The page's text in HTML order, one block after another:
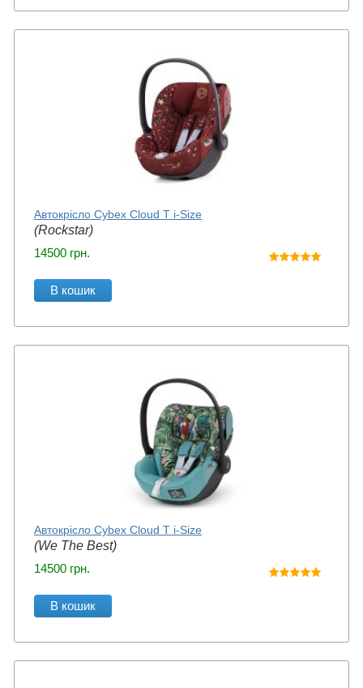
Автокрісло Cybex Cloud T i-Size
(Rockstar)
14500 грн.
В кошик
Автокрісло Cybex Cloud T i-Size
(We The Best)
14500 грн.
В кошик